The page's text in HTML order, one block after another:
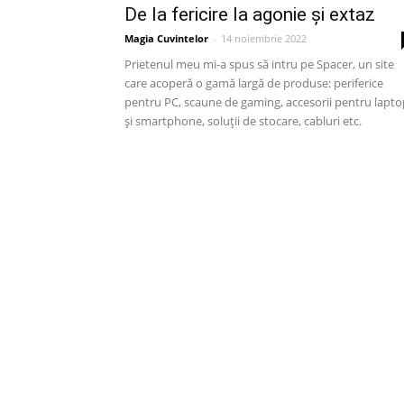
De la fericire la agonie și extaz
Magia Cuvintelor - 14 noiembrie 2022
Prietenul meu mi-a spus să intru pe Spacer, un site
care acoperă o gamă largă de produse: periferice
pentru PC, scaune de gaming, accesorii pentru
și smartphone, soluții de stocare, cabluri etc.